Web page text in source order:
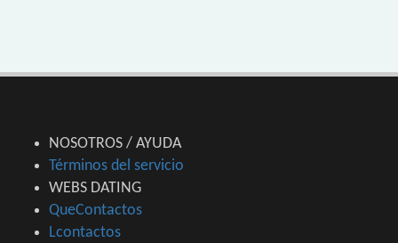
NOSOTROS / AYUDA
Términos del servicio
WEBS DATING
QueContactos
Lcontactos